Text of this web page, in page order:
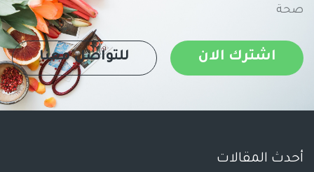
صحة
اشترك الان للتواصل معنا
أحدث المقالات